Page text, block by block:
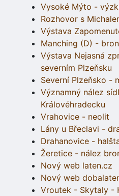
Vysoké Mýto -
Rozhovor s
Výstava
Manching (D) -
Výstava Nejasná
severním Plzeňsku
Severní Plzeňsko -
Významný nález
Královéhradecku
Vrahovice - neolit
Lány u Břeclavi -
Drahanovice -
Žeretice - nález
Nový web laten.cz
Nový web
Vroutek - Skytaly -